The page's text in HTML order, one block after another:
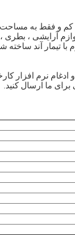
و فقط به مساحت
آرایشی ، بطری ،
304 ساخته شده و از آلیاژ
نرم افزار
ما ارسال کنید.